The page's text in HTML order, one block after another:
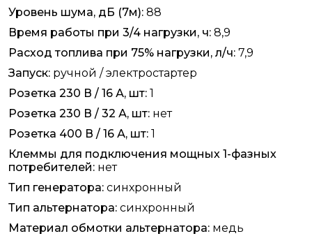
Уровень шума, дБ (7м): 88
Время работы при 3/4 нагрузки, ч: 8,9
Расход топлива при 75% нагрузки, л/ч: 7,9
Запуск: ручной / электростартер
Розетка 230 В / 16 А, шт: 1
Розетка 230 В / 32 А, шт: нет
Розетка 400 В / 16 А, шт: 1
Клеммы для подключения мощных 1-фазных
потребителей: нет
Тип генератора: синхронный
Тип альтернатора: синхронный
Материал обмотки альтернатора: медь